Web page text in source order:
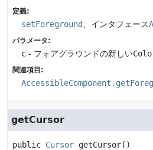
定義:
setForeground 、インタフェース
パラメータ:
c - フォアグラウンドの新しい
関連項目:
getCursor
public Cursor getCursor()